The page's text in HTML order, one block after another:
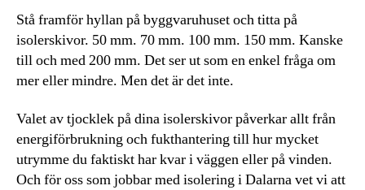
Stå framför hyllan på byggvaruhuset och titta på
isolerskivor. 50 mm. 70 mm. 100 mm. 150 mm. Kanske
till och med 200 mm. Det ser ut som en enkel fråga om
mer eller mindre. Men det är det inte.
Valet av tjocklek på dina isolerskivor påverkar allt från
energiförbrukning och fukthantering till hur mycket
utrymme du faktiskt har kvar i väggen eller på vinden.
Och för oss som jobbar med isolering i Dalarna vet vi att